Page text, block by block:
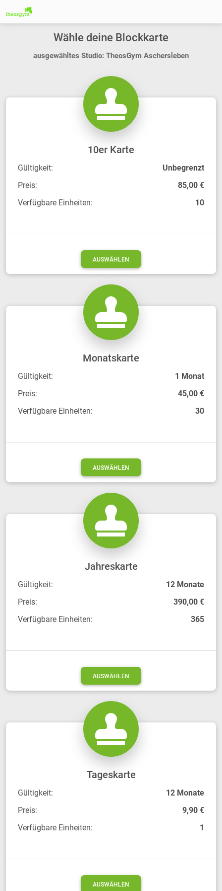
Wähle deine Blockkarte
ausgewähltes Studio: TheosGym Aschersleben
10er Karte
Gültigkeit:
Unbegrenzt
Preis:
85,00 €
Verfügbare Einheiten:
10
AUSWÄHLEN
Monatskarte
Gültigkeit:
1 Monat
Preis:
45,00 €
Verfügbare Einheiten:
30
AUSWÄHLEN
Jahreskarte
Gültigkeit:
12 Monate
Preis:
390,00 €
Verfügbare Einheiten:
365
AUSWÄHLEN
Tageskarte
Gültigkeit:
12 Monate
Preis:
9,90 €
Verfügbare Einheiten:
1
AUSWÄHLEN